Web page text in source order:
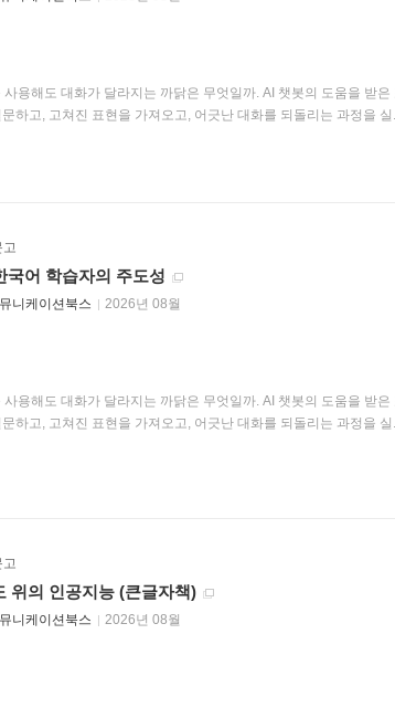
사용해도 대화가 달라지는 까닭은 무엇일까. AI 챗봇의 도움을 받
하고, 고쳐진 표현을 가져오고, 어긋난 대화를 되돌리는 과정을 실
고
국어 학습자의 주도성
니케이션북스 2026년 08월
사용해도 대화가 달라지는 까닭은 무엇일까. AI 챗봇의 도움을 받
하고, 고쳐진 표현을 가져오고, 어긋난 대화를 되돌리는 과정을 실
고
위의 인공지능 (큰글자책)
니케이션북스 2026년 08월